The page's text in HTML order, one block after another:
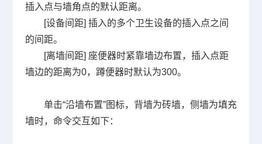
插入点与墙角点的默认距离。
[设备间距] 插入的多个卫生设备的插入点之间
的间距。
[离墙间距] 座便器时紧靠墙边布置，插入点距
墙边的距离为0，蹲便器时默认为300。
单击“沿墙布置”图标，背墙为砖墙，侧墙为填充
墙时，命令交互如下：